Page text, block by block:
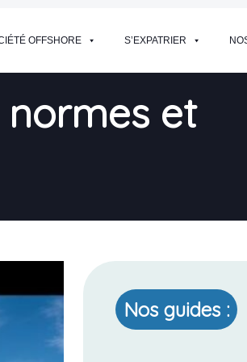
OFFSHORE S’EXPATRIER
et
Nos guides :